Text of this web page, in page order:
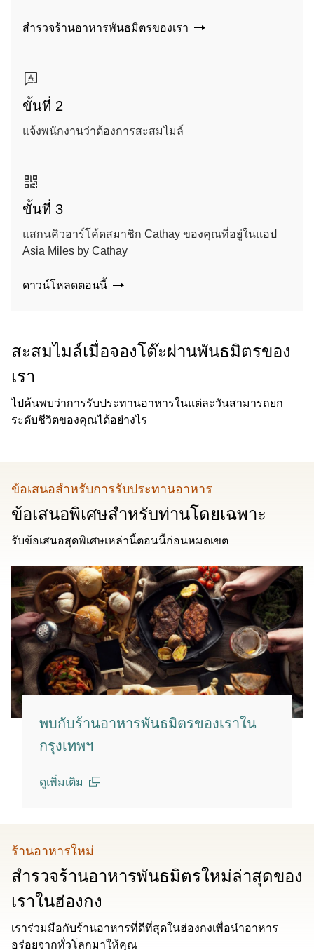
สำรวจร้านอาหารพันธมิตรของเรา
ขั้นที่ 2
แจ้งพนักงานว่าต้องการสะสมไมล์
ขั้นที่ 3
แสกนคิวอาร์โค้ดสมาชิก Cathay ของคุณที่อยู่ในแอป
Asia Miles by Cathay
ดาวน์โหลดตอนนี้
สะสมไมล์เมื่อจองโต๊ะผ่านพันธมิตรของ
เรา
ไปค้นพบว่าการรับประทานอาหารในแต่ละวันสามารถยก
ระดับชีวิตของคุณได้อย่างไร
ข้อเสนอสําหรับการรับประทานอาหาร
ข้อเสนอพิเศษสําหรับท่านโดยเฉพาะ
รับข้อเสนอสุดพิเศษเหล่านี้ตอนนี้ก่อนหมดเขต
พบกับร้านอาหารพันธมิตรของเราใน
กรุงเทพฯ
ดูเพิ่มเติม
ร้านอาหารใหม่
สำรวจร้านอาหารพันธมิตรใหม่ล่าสุดของ
เราในฮ่องกง
เราร่วมมือกับร้านอาหารที่ดีที่สุดในฮ่องกงเพื่อนำอาหาร
อร่อยจากทั่วโลกมาให้คุณ